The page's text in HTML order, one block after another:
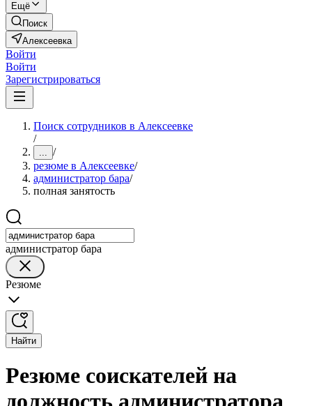
Ещё
Поиск
Алексеевка
Войти
Войти
Зарегистрироваться
Поиск сотрудников в Алексеевке
/
... /
резюме в Алексеевке/
администратор бара/
полная занятость
администратор бара
Резюме
Найти
Резюме соискателей на